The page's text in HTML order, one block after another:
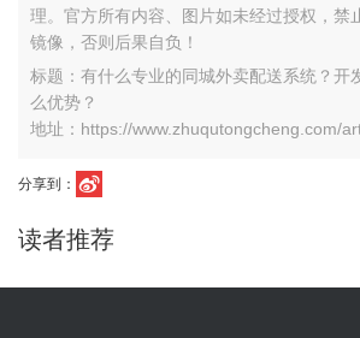
理。官方所有内容、图片如未经过授权，禁
镜像，否则后果自负！
标题：有什么专业的同城外卖配送系统？开
么优势？
地址：https://www.zhuqutongcheng.com/
分享到：
读者推荐